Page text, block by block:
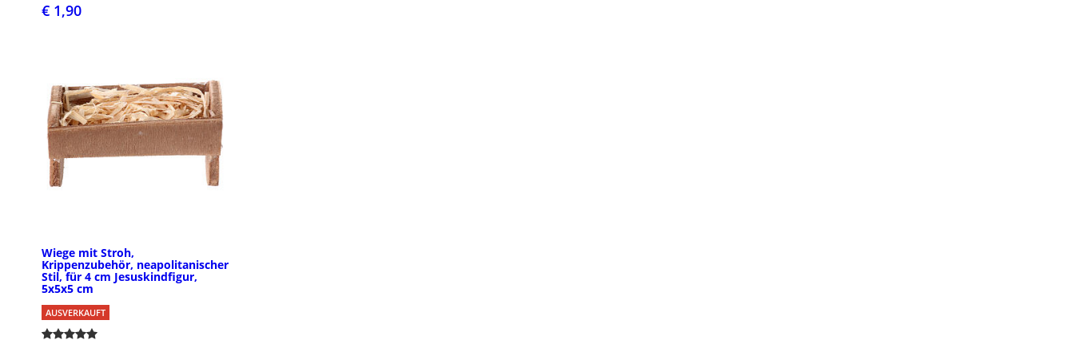
€ 1,90
Wiege mit Stroh,
Krippenzubehör, neapolitanischer
Stil, für 4 cm Jesuskindfigur,
5x5x5 cm
AUSVERKAUFT